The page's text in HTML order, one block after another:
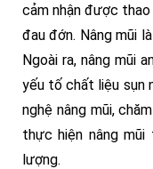
cảm nhận được
đau đớn. Nâng mũi
Ngoài ra, nâng mũi
yếu tố chất liệu sụn
nghệ nâng mũi,
thực hiện nâng
lượng.